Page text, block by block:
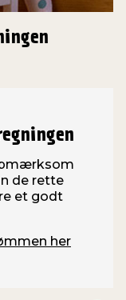
de rette
et godt
her